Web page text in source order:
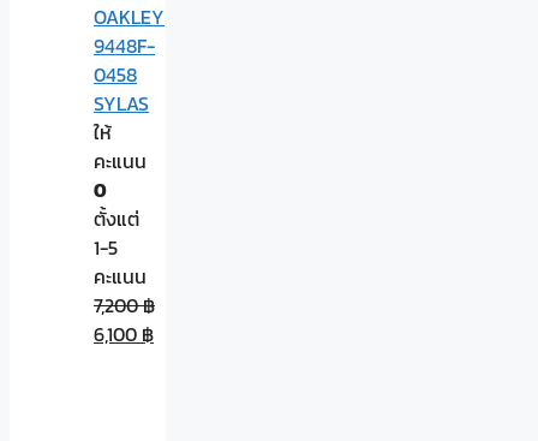
OAKLEY
9448F-
0458
SYLAS
ให้
คะแนน
0
ตั้งแต่
1-5
คะแนน
7,200฿
6,100 ฿